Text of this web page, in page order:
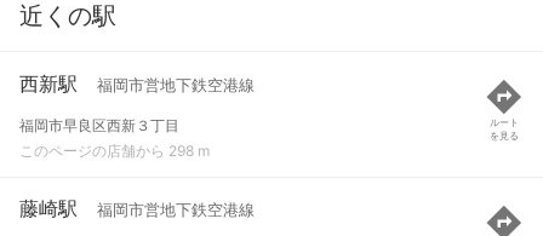
近くの駅
西新駅 福岡市営地下鉄空港線
福岡市早良区西新３丁目
このページの店舗から 298 m
ルート
を見る
藤崎駅 福岡市営地下鉄空港線